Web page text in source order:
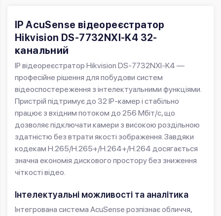
IP AcuSense відеореєстратор
Hikvision DS-7732NXI-K4 32-
канальний
IP відеореєстратор Hikvision DS-7732NXI-K4 —
професійне рішення для побудови систем
відеоспостереження з інтелектуальними функціями.
Пристрій підтримує до 32 IP-камер і стабільно
працює з вхідним потоком до 256 Мбіт/с, що
дозволяє підключати камери з високою роздільною
здатністю без втрати якості зображення. Завдяки
кодекам H.265/H.265+/H.264+/H.264 досягається
значна економія дискового простору без зниження
чіткості відео.
Інтелектуальні можливості та аналітика
Інтегрована система AcuSense розпізнає обличчя,